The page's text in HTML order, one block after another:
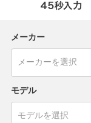
メーカー
モデル